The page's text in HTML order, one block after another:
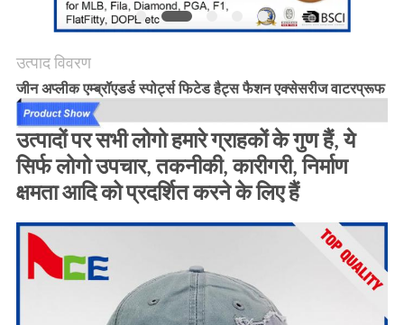
उत्पाद विवरण
जीन अप्लीक एम्ब्रॉएडर्ड स्पोर्ट्स फिटेड हैट्स फैशन एक्सेसरीज वाटरप्रूफ
उत्पादों पर सभी लोगो हमारे ग्राहकों के गुण हैं, ये
सिर्फ लोगो उपचार, तकनीकी, कारीगरी, निर्माण
क्षमता आदि को प्रदर्शित करने के लिए हैं